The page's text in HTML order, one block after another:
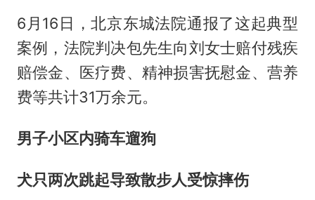
6月16日，北京东城法院通报了这起典型
案例，法院判决包先生向刘女士赔付残疾
赔偿金、医疗费、精神损害抚慰金、营养
费等共计31万余元。
男子小区内骑车遛狗
犬只两次跳起导致散步人受惊摔伤